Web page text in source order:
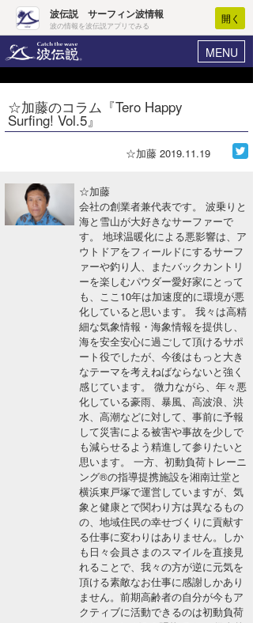
波伝説 サーフィン波情報
波の情報を波伝説アプリでみる
開く
MENU
ヘルプ マイホーム
ログイン
波情報･概況
WAVE HUNTER波予想ツール
サーフィンエリアガイド
会員メニュー
今月のプレゼント
☆加藤のコラム『Tero Happy
Surfing! Vol.5』
☆加藤 2019.11.19
☆加藤
会社の創業者兼代表です。 波乗りと
海と雪山が大好きなサーファーで
す。 地球温暖化による悪影響は、ア
ウトドアをフィールドにするサーフ
ァーや釣り人、またバックカントリ
ーを楽しむパウダー愛好家にとって
も、ここ10年は加速度的に環境が悪
化していると思います。 我々は高精
細な気象情報・海象情報を提供し、
海を安全安心に過ごして頂けるサポ
ート役でしたが、今後はもっと大き
なテーマを考えねばならないと強く
感じています。 微力ながら、年々悪
化している豪雨、暴風、高波浪、洪
水、高潮などに対して、事前に予報
して災害による被害や事故を少しで
も減らせるよう精進して参りたいと
思います。 一方、初動負荷トレーニ
ング®の指導提携施設を湘南辻堂と
横浜東戸塚で運営していますが、気
象と健康とで関わり方は異なるもの
の、地域住民の幸せづくりに貢献す
る仕事に変わりはありません。しか
も日々会員さまのスマイルを直接見
れることで、我々の方が逆に元気を
頂ける素敵なお仕事に感謝しかあり
ません。前期高齢者の自分が今もア
クティブに活動できるのは初動負荷
Core Surf Japan
アート＆エンタメ
ショップ情報
ショップ情報
ルール＆How to
サーファーズ